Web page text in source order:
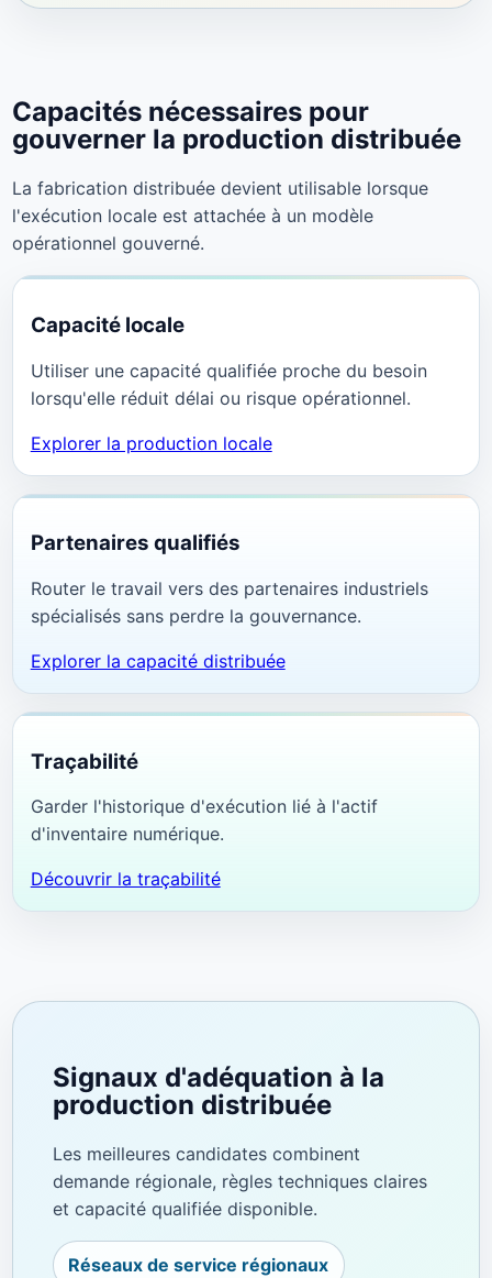
Capacités nécessaires pour
gouverner la production distribuée
La fabrication distribuée devient utilisable lorsque
l'exécution locale est attachée à un modèle
opérationnel gouverné.
Capacité locale
Utiliser une capacité qualifiée proche du besoin
lorsqu'elle réduit délai ou risque opérationnel.
Explorer la production locale
Partenaires qualifiés
Router le travail vers des partenaires industriels
spécialisés sans perdre la gouvernance.
Explorer la capacité distribuée
Traçabilité
Garder l'historique d'exécution lié à l'actif
d'inventaire numérique.
Découvrir la traçabilité
Signaux d'adéquation à la
production distribuée
Les meilleures candidates combinent
demande régionale, règles techniques claires
et capacité qualifiée disponible.
Réseaux de service régionaux